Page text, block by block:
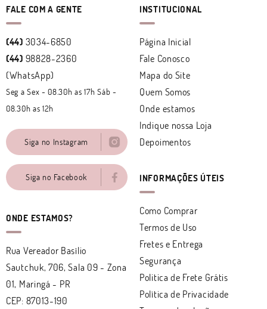
FALE COM A GENTE
(44) 3034-6850
(44) 98828-2360
(WhatsApp)
Seg a Sex - 08.30h as 17h Sáb -
08.30h as 12h
Siga no Instagram
Siga no Facebook
ONDE ESTAMOS?
Rua Vereador Basílio
Sautchuk, 706, Sala 09 - Zona
01, Maringá - PR
CEP: 87013-190
INSTITUCIONAL
Página Inicial
Fale Conosco
Mapa do Site
Quem Somos
Onde estamos
Indique nossa Loja
Depoimentos
INFORMAÇÕES ÚTEIS
Como Comprar
Termos de Uso
Fretes e Entrega
Segurança
Politica de Frete Grátis
Política de Privacidade